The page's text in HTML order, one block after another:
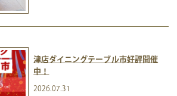
津店ダイニングテーブル市好評開催
中！
2026.07.31